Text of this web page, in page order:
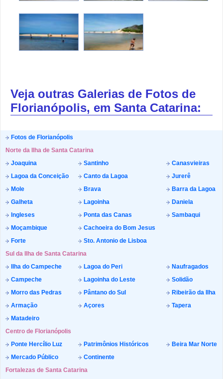
Veja outras Galerias de Fotos de
Florianópolis, em Santa Catarina:
Fotos de Florianópolis
Norte da Ilha de Santa Catarina
Joaquina
Santinho
Canasvieiras
Lagoa da Conceição
Canto da Lagoa
Jurerê
Mole
Brava
Barra da Lagoa
Galheta
Lagoinha
Daniela
Ingleses
Ponta das Canas
Sambaqui
Moçambique
Cachoeira do Bom Jesus
Forte
Sto. Antonio de Lisboa
Sul da Ilha de Santa Catarina
Ilha do Campeche
Lagoa do Peri
Naufragados
Campeche
Lagoinha do Leste
Solidão
Morro das Pedras
Pântano do Sul
Ribeirão da Ilha
Armação
Açores
Tapera
Matadeiro
Centro de Florianópolis
Ponte Hercílio Luz
Patrimônios Históricos
Beira Mar Norte
Mercado Público
Continente
Fortalezas de Santa Catarina